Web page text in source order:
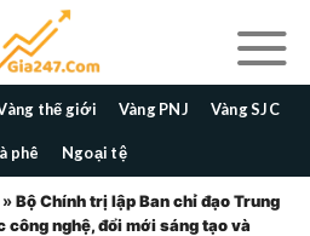
thế giới Vàng PNJ Vàng SJC
phê Ngoại tệ
»Bộ Chính trị lập Ban chỉ đạo Trung
nghệ, đổi mới sáng tạo và